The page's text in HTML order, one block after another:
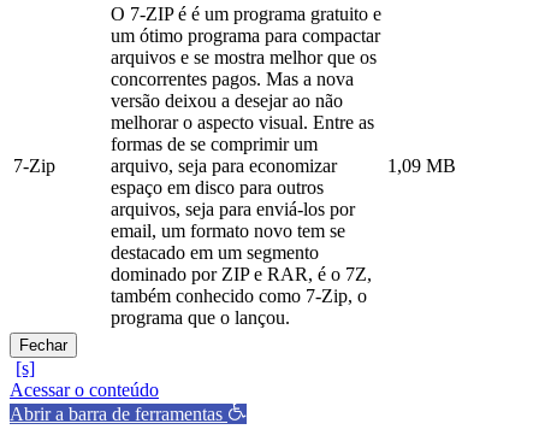
7-Zip
O 7-ZIP é é um programa gratuito e
um ótimo programa para compactar
arquivos e se mostra melhor que os
concorrentes pagos. Mas a nova
versão deixou a desejar ao não
melhorar o aspecto visual. Entre as
formas de se comprimir um
arquivo, seja para economizar
espaço em disco para outros
arquivos, seja para enviá-los por
email, um formato novo tem se
destacado em um segmento
dominado por ZIP e RAR, é o 7Z,
também conhecido como 7-Zip, o
programa que o lançou.
1,09 MB
Fechar
Acessar o conteúdo
Abrir a barra de ferramentas